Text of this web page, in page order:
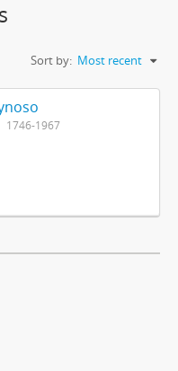
Sort by: Most recent
1746-1967